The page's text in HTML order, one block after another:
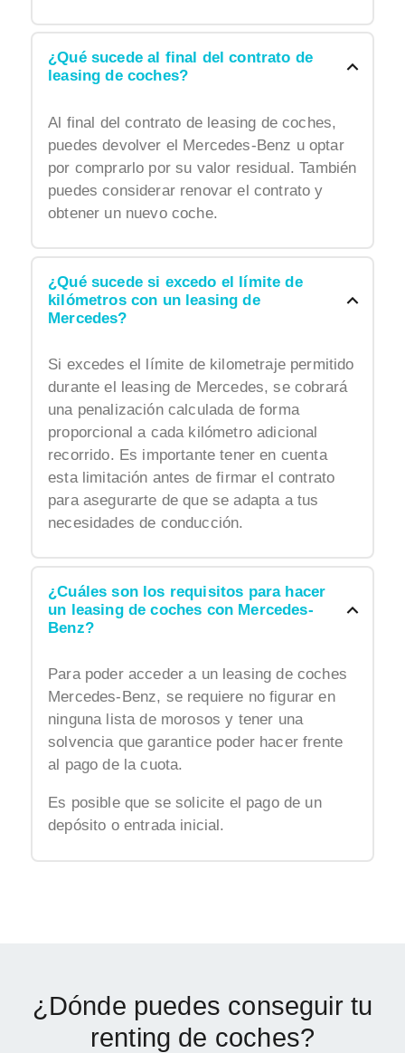
¿Qué sucede al final del contrato de
leasing de coches?
Al final del contrato de leasing de coches,
puedes devolver el Mercedes-Benz u optar
por comprarlo por su valor residual. También
puedes considerar renovar el contrato y
obtener un nuevo coche.
¿Qué sucede si excedo el límite de
kilómetros con un leasing de
Mercedes?
Si excedes el límite de kilometraje permitido
durante el leasing de Mercedes, se cobrará
una penalización calculada de forma
proporcional a cada kilómetro adicional
recorrido. Es importante tener en cuenta
esta limitación antes de firmar el contrato
para asegurarte de que se adapta a tus
necesidades de conducción.
¿Cuáles son los requisitos para hacer
un leasing de coches con Mercedes-
Benz?
Para poder acceder a un leasing de coches
Mercedes-Benz, se requiere no figurar en
ninguna lista de morosos y tener una
solvencia que garantice poder hacer frente
al pago de la cuota.
Es posible que se solicite el pago de un
depósito o entrada inicial.
¿Dónde puedes conseguir tu
renting de coches?